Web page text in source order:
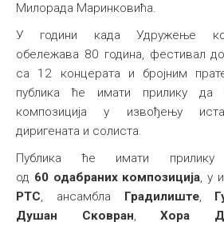
Милорада Маринковића.
У години када Удружење
обележава 80 година, фестивал
са 12 концерата и бројним
публика ће имати прилику
композиција у извођењу
диригената и солиста.
Публика ће имати
од 60 одабраних композиција, у
РТС, ансамбла Градилиште,
Душан Сковран, Хора